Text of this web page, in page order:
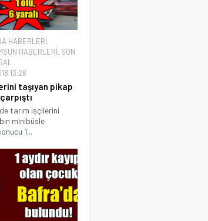
HABERLERİ,
HABERLERİ, SON
13:26
taşıyan pikap
tarım işçilerini
minibüsle
1...